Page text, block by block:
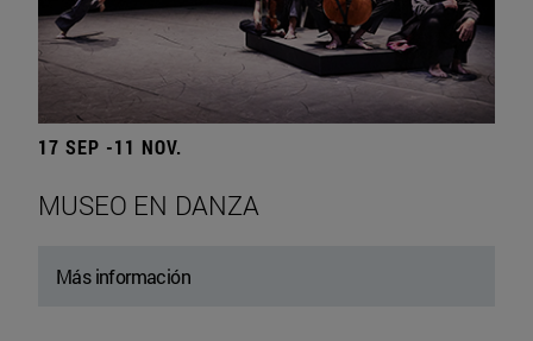
17 SEP -11 NOV.
MUSEO EN DANZA
Más información